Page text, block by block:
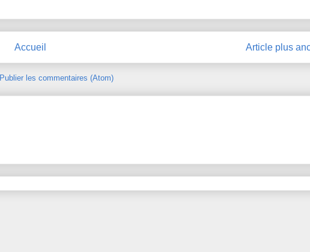
Article plus
Accueil
Publier les commentaires (Atom)